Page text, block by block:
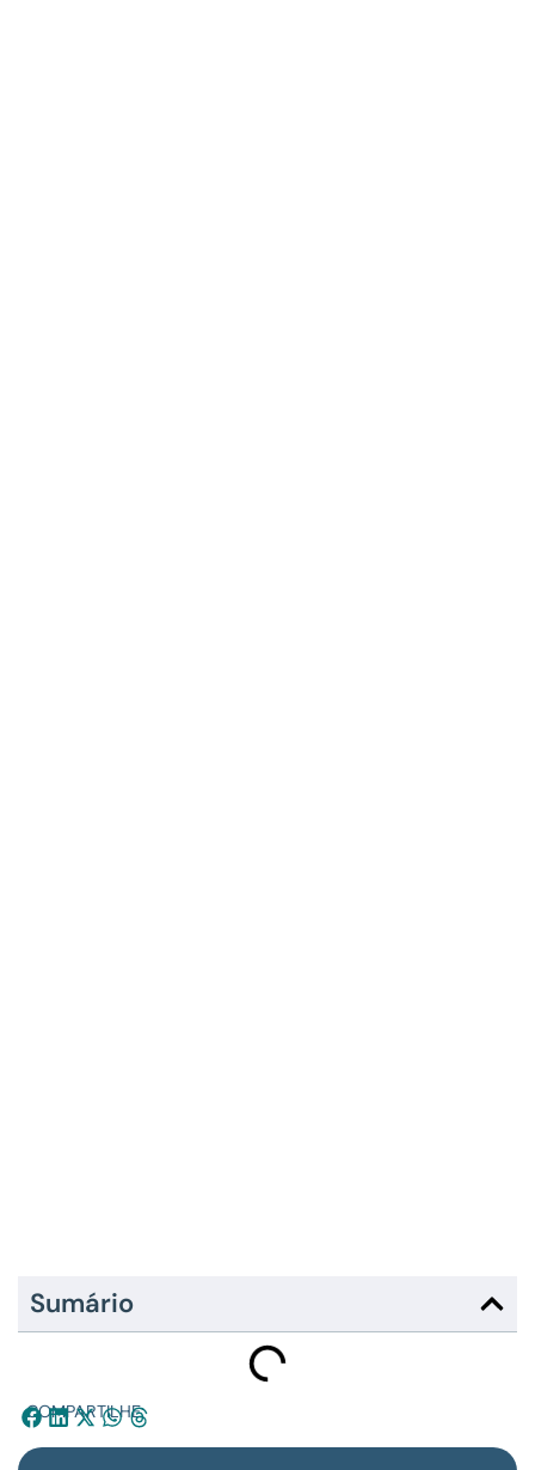
Sumário
COMPARTILHE: